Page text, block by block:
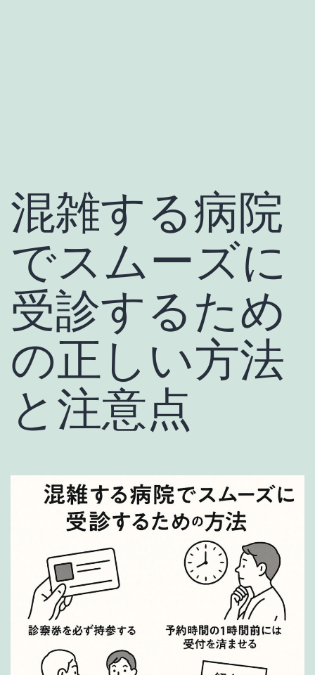
混雑する病院
でスムーズに
受診するため
の正しい方法
と注意点